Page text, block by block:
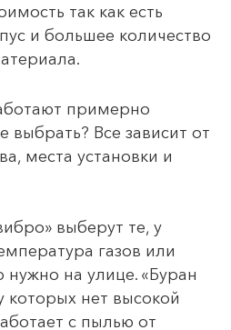
так как есть
и большее количество
примерно
выбрать? Все зависит от
места установки и
выберут те, у
газов или
нужно на улице. «Буран
которых нет высокой
с пылью от